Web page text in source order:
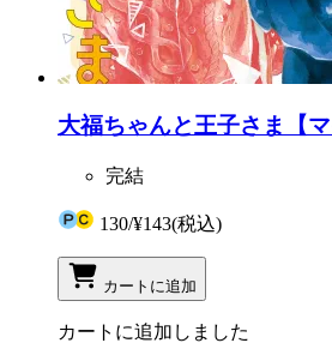
大福ちゃんと王子さま【
完結
130/¥143(税込)
カートに追加
カートに追加しました